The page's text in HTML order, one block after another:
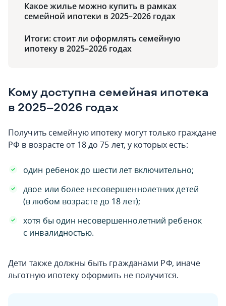
Какое жилье можно купить в рамках
семейной ипотеки в 2025–2026 годах
Итоги: стоит ли оформлять семейную
ипотеку в 2025–2026 годах
Кому доступна семейная ипотека
в 2025–2026 годах
Получить семейную ипотеку могут только граждане
РФ в возрасте от 18 до 75 лет, у которых есть:
один ребенок до шести лет включительно;
двое или более несовершеннолетних детей
(в любом возрасте до 18 лет);
хотя бы один несовершеннолетний ребенок
с инвалидностью.
Дети также должны быть гражданами РФ, иначе
льготную ипотеку оформить не получится.